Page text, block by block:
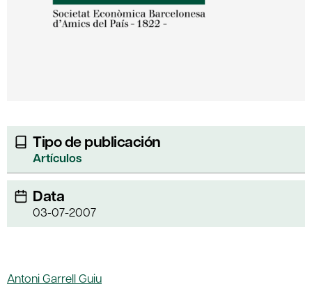
Tipo de publicación
Artículos
Data
03-07-2007
Antoni Garrell Guiu